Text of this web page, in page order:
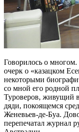
Говорилось о
очерк о «казацком
некоторыми
со мной его родной
Туроверов, живущий
дяди, покоящемся
Женевьев-де-Буа.
перепечатал журнал